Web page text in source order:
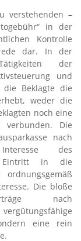
verstehenden –
in der
Kontrolle
dar. In der
der
und
die Beklagte die
weder die
noch eine
verbunden. Die
nach
des
Eintritt in die
Die bloße
nach
eine rein